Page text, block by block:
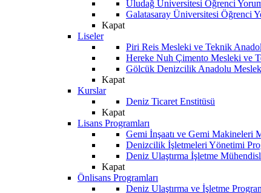
Uludağ Üniversitesi Öğrenci
Galatasaray Üniversitesi Öğrenci
Kapat
Liseler
Piri Reis Mesleki ve Teknik
Hereke Nuh Çimento Mesleki ve
Gölcük Denizcilik Anadolu
Kapat
Kurslar
Deniz Ticaret Enstitüsü
Kapat
Lisans Programları
Gemi İnşaatı ve Gemi Makineleri
Denizcilik İşletmeleri Yönetimi
Deniz Ulaştırma İşletme
Kapat
Önlisans Programları
Deniz Ulaştırma ve İşletme